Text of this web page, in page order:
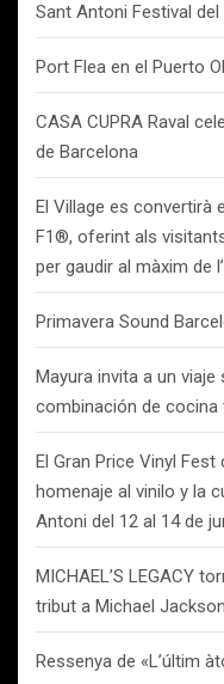
Sant Antoni Festival del
Port Flea en el Puerto
CASA CUPRA Raval
de Barcelona
El Village es convertirà
F1®, oferint als
per gaudir al màxim de
Primavera Sound
Mayura invita a un
combinación de
El Gran Price Vinyl
homenaje al vinilo y la
Antoni del 12 al 14 de
MICHAEL’S LEGACY
tribut a Michael
Ressenya de «L’últim